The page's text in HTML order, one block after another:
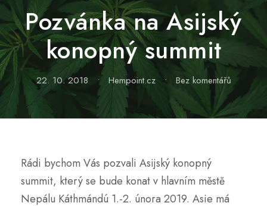
Pozvánka na Asijský
konopný summit
22. 10. 2018 • Hempoint.cz • Bez komentářů
Rádi bychom Vás pozvali Asijský konopný
summit, který se bude konat v hlavním městě
Nepálu Káthmándú 1.-2. února 2019. Asie má